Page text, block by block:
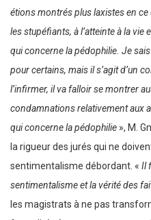
étions montrés plus laxistes en
les stupéfiants, à l’atteinte à la
qui concerne la pédophilie. Je
pour certains, mais il s’agit d’un
l’infirmer, il va falloir se montrer
condamnations relativement aux
qui concerne la pédophilie », M.
la rigueur des jurés qui ne
sentimentalisme débordant. « Il
sentimentalisme et la vérité des
les magistrats à ne pas